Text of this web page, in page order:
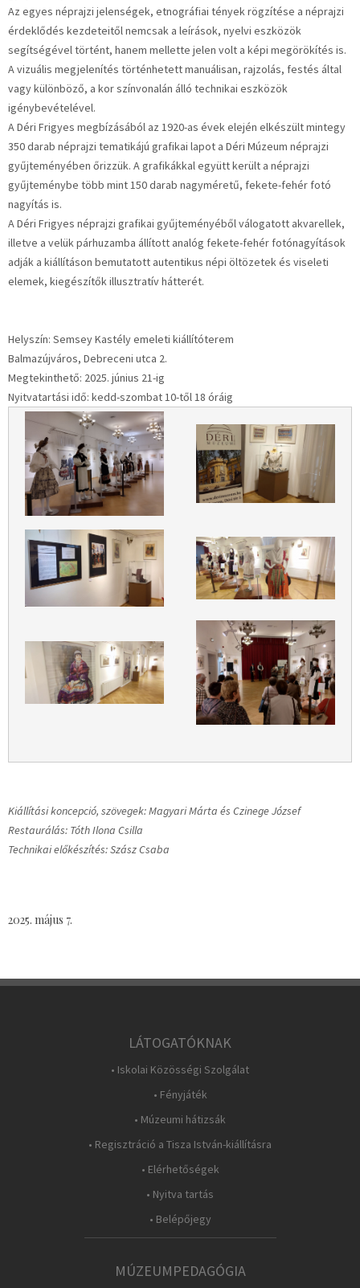
Az egyes néprajzi jelenségek, etnográfiai tények rögzítése a néprajzi
érdeklődés kezdeteitől nemcsak a leírások, nyelvi eszközök
segítségével történt, hanem mellette jelen volt a képi megörökítés is.
A vizuális megjelenítés történhetett manuálisan, rajzolás, festés által
vagy különböző, a kor színvonalán álló technikai eszközök
igénybevételével.
A Déri Frigyes megbízásából az 1920-as évek elején elkészült mintegy
350 darab néprajzi tematikájú grafikai lapot a Déri Múzeum néprajzi
gyűjteményében őrizzük. A grafikákkal együtt került a néprajzi
gyűjteménybe több mint 150 darab nagyméretű, fekete-fehér fotó
nagyítás is.
A Déri Frigyes néprajzi grafikai gyűjteményéből válogatott akvarellek,
illetve a velük párhuzamba állított analóg fekete-fehér fotónagyítások
adják a kiállításon bemutatott autentikus népi öltözetek és viseleti
elemek, kiegészítők illusztratív hátterét.
Helyszín: Semsey Kastély emeleti kiállítóterem
Balmazújváros, Debreceni utca 2.
Megtekinthető: 2025. június 21-ig
Nyitvatartási idő: kedd-szombat 10-től 18 óráig
Kiállítási koncepció, szövegek: Magyari Márta és Czinege József
Restaurálás: Tóth Ilona Csilla
Technikai előkészítés: Szász Csaba
2025. május 7.
LÁTOGATÓKNAK
• Iskolai Közösségi Szolgálat
• Fényjáték
• Múzeumi hátizsák
• Regisztráció a Tisza István-kiállításra
• Elérhetőségek
• Nyitva tartás
• Belépőjegy
MÚZEUMPEDAGÓGIA